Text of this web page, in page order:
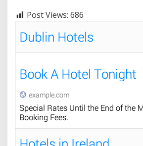
Post Views: 686